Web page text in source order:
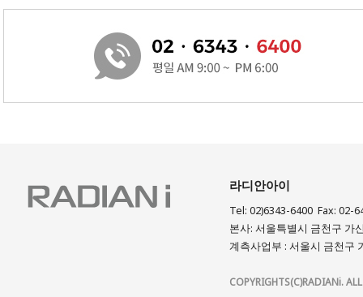
라디안아이
Tel: 02)6343-6400 Fax:
본사: 서울특별시 금천구 가
계측사업부 : 서울시 금천구
COPYRIGHTS(C)RADIANi. ALL